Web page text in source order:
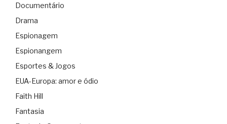
Documentário
Drama
Espionagem
Espionangem
Esportes & Jogos
EUA-Europa: amor e ódio
Faith Hill
Fantasia